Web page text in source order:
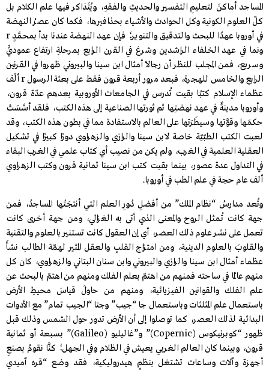
المساجد أماكنَ لتعليمِ التفسيرِ والحديثِ والفقهِ، ويُتَذاكر فيها علم الكلام بل
كلّ العلوم الكونية وكل الحوادث والأشياء بحذافيرها، فكما كان عصرُ النهضة
في أوروبا عهدًا للبحث والتدقيق والتنوير؛ فإن عهد النهضة عندنا بدأ بمحمَّدٍ r
ونما في عهد الخلفاء الراشدين وشرعَ في القرن الرابع بمرحلةِ ارتفاع عموديٍّ
وسريع، فمن المجلب للنظر أن رجالًا أمثال ابن سينا والبيروني ظهروا في القرنين
الرابع والخامس للهجرة، فبعد مرور أربعة قرون فقط على بعثة الرسول r ألّف
عظماء الإسلام كتبًا بقيت تُدرس في الجامعات الأوروبية بعدهم عدّة قرون،
وأوروبا مدينةٌ في عهد نهضتِها ثم ثورتها الصناعية إلى هذه الكتب، فلقد أسَّسَتْ
حكمَها وقوَّتها وسيطَرَتها على العالم بالاستفادة مما في بطون هذه الكتب، وقد
لعبت الكتب الطبّيّة خاصة لابن سينا والرازي والزهراوي دورًا كبيرًا في تشكيل
العقلية العلمية في الغرب، ولم يكن من نصيب أي كتاب علمي في الغرب البقاء
في التداول عدة عصور، بينما بقيت كتب ابن سينا ثمانية قرون وكتب الزهراوي
ألف عام حجة في علم الطب في أوروبا.
وتُعد مدارسُ “نظام الملك” من أفضلِ دُورِ العلم التي أنتجَتْها المساجدُ، فمن
جهة كانت تُـمثل الروح والمعنى الذي أتى به الغزالي، ومن جهة أخرى كانت
تعمل على نشر علوم ذلك العصر، أي إن العقول كانت تستنير بالعلوم والتقنية
والقلوبَ بالعلوم الدينية، ومن امتزاج القلبِ والعقل المثير لهمّة الطالب نشأَ
عظماء أمثال ابن سينا والرازي والبيروني وابن سنان البتاني والزهراوي، كان كل
منهم عالمًا في ساحته فمنهم من اهتمّ بعلم الفلك ومنهم من اهتمّ بالبحث عن
علم الفلك والقوانين الفيزيائية، ومنهم من حاولَ قياسَ محيطِ الأرض
باستعمال علم المثلثات وباستعمال جا “جيب” وجتا “الجيب تمام” مع الأدوات
البدائية لذلك العصر، كما توصلوا إلى أن الأرض تدور حول الشمس وذلك قبل
ظهور “كوبرنيكوس (Copernic)” و”غاليليو (Galileo)” بـسبعة أو ثمانية
قرون، وبينما كان العالم الغربي يعيش في الظلام وفي الجهل؛ كنَّا نقومُ بصنعِ
أجهزة وآلات وساعات تشتغل بنظمٍ هيدروليكية، فقد وضع “قره آميدي